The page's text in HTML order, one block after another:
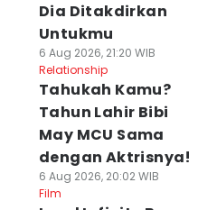
Dia Ditakdirkan
Untukmu
6 Aug 2026, 21:20 WIB
Relationship
Tahukah Kamu?
Tahun Lahir Bibi
May MCU Sama
dengan Aktrisnya!
6 Aug 2026, 20:02 WIB
Film